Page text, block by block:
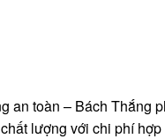
an toàn – Bách Thắng
lượng với chi phí